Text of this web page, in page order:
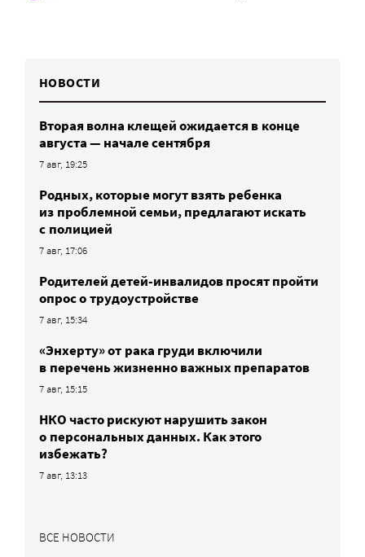
НОВОСТИ
Вторая волна клещей ожидается в конце
августа — начале сентября
7 авг, 19:25
Родных, которые могут взять ребенка
из проблемной семьи, предлагают искать
с полицией
7 авг, 17:06
Родителей детей-инвалидов просят пройти
опрос о трудоустройстве
7 авг, 15:34
«Энхерту» от рака груди включили
в перечень жизненно важных препаратов
7 авг, 15:15
НКО часто рискуют нарушить закон
о персональных данных. Как этого
избежать?
7 авг, 13:13
ВСЕ НОВОСТИ